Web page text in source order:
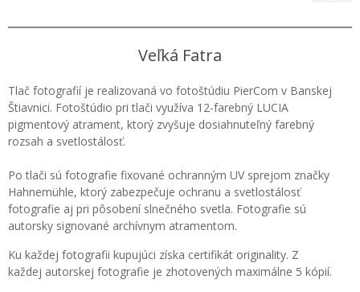
Veľká Fatra
Tlač fotografií je realizovaná vo fotoštúdiu PierCom v Banskej
Štiavnici. Fotoštúdio pri tlači využíva 12-farebný LUCIA
pigmentový atrament, ktorý zvyšuje dosiahnuteľný farebný
rozsah a svetlostálosť.
Po tlači sú fotografie fixované ochranným UV sprejom značky
Hahnemühle, ktorý zabezpečuje ochranu a svetlostálosť
fotografie aj pri pôsobení slnečného svetla. Fotografie sú
autorsky signované archívnym atramentom.
Ku každej fotografii kupujúci získa certifikát originality. Z
každej autorskej fotografie je zhotovených maximálne 5 kópií.